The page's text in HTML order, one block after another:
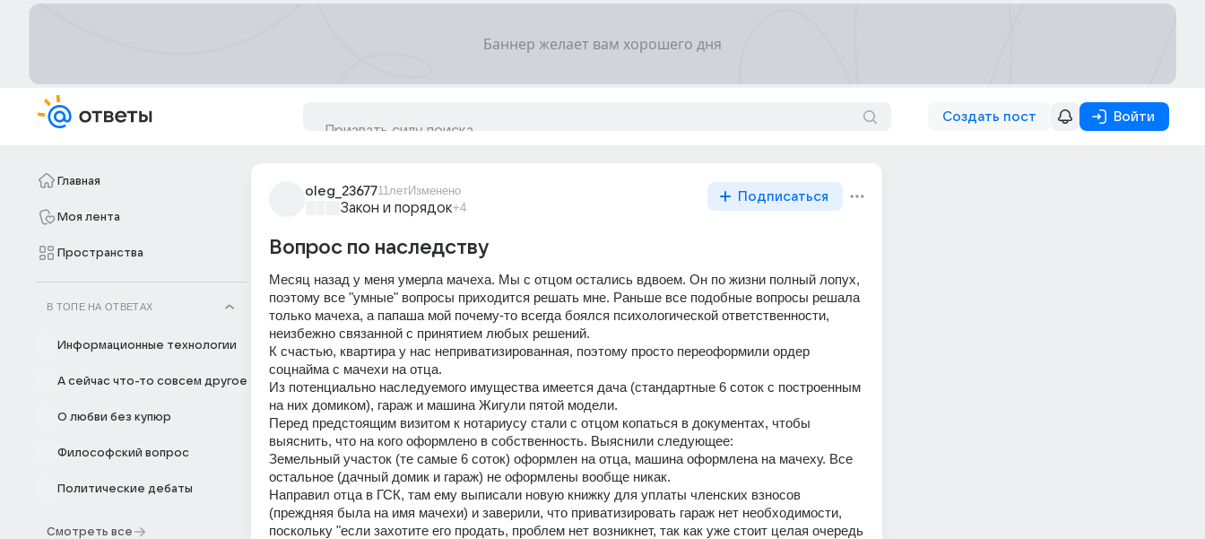
Создать пост Войти
Главная
Моя лента
Пространства
В ТОПЕ НА ОТВЕТАХ
Информационные технологии
А сейчас что-то совсем другое
О любви без купюр
Философский вопрос
Политические дебаты
Смотреть все
oleg_2367711летИзменено
Закон и порядок+4
Подписаться
Вопрос по наследству
Месяц назад у меня умерла мачеха. Мы с отцом остались вдвоем. Он по жизни полный лопух,
поэтому все "умные" вопросы приходится решать мне. Раньше все подобные вопросы решала
только мачеха, а папаша мой почему-то всегда боялся психологической ответственности,
неизбежно связанной с принятием любых решений.
К счастью, квартира у нас неприватизированная, поэтому просто переоформили ордер
соцнайма с мачехи на отца.
Из потенциально наследуемого имущества имеется дача (стандартные 6 соток с построенным
на них домиком), гараж и машина Жигули пятой модели.
Перед предстоящим визитом к нотариусу стали с отцом копаться в документах, чтобы
выяснить, что на кого оформлено в собственность. Выяснили следующее:
Земельный участок (те самые 6 соток) оформлен на отца, машина оформлена на мачеху. Все
остальное (дачный домик и гараж) не оформлены вообще никак.
Направил отца в ГСК, там ему выписали новую книжку для уплаты членских взносов
(преждняя была на имя мачехи) и заверили, что приватизировать гараж нет необходимости,
поскольку "если захотите его продать, проблем нет возникнет, так как уже стоит целая очередь